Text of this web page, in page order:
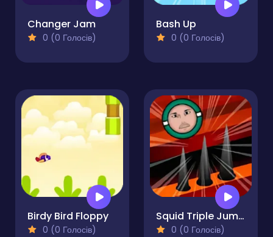
Changer Jam
0 (0 Голосів)
Bash Up
0 (0 Голосів)
Birdy Bird Floppy
0 (0 Голосів)
Squid Triple Jump Game
0 (0 Голосів)